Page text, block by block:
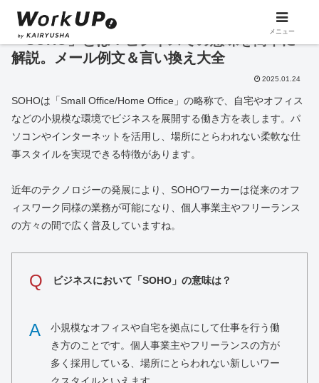
「SOHO」とは？ビジネスでの意味を簡単に
解説。メール例文＆言い換え大全
2025.01.24
SOHOは「Small Office/Home Office」の略称で、自宅やオフィス
などの小規模な環境でビジネスを展開する働き方を表します。パ
ソコンやインターネットを活用し、場所にとらわれない柔軟な仕
事スタイルを実現できる特徴があります。
近年のテクノロジーの発展により、SOHOワーカーは従来のオフ
ィスワーク同様の業務が可能になり、個人事業主やフリーランス
の方々の間で広く普及していますね。
Q ビジネスにおいて「SOHO」の意味は？
A
小規模なオフィスや自宅を拠点にして仕事を行う働
き方のことです。個人事業主やフリーランスの方が
多く採用している、場所にとらわれない新しいワー
クスタイルといえます。
メニュー